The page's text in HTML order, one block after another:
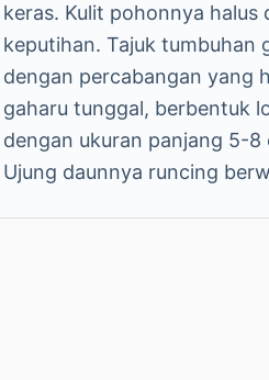
keras. Kulit pohonnya
keputihan. Tajuk tumbuhan
dengan percabangan yang
gaharu tunggal, berbentuk
dengan ukuran panjang 5-
Ujung daunnya runcing